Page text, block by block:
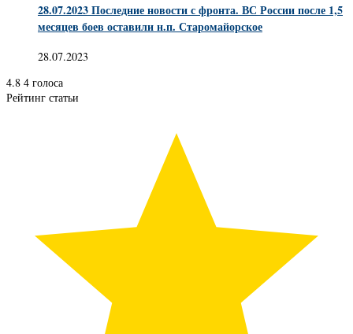
28.07.2023 Последние новости с фронта. ВС России после 1,5
месяцев боев оставили н.п. Старомайорское
28.07.2023
4.8 4 голоса
Рейтинг статьи